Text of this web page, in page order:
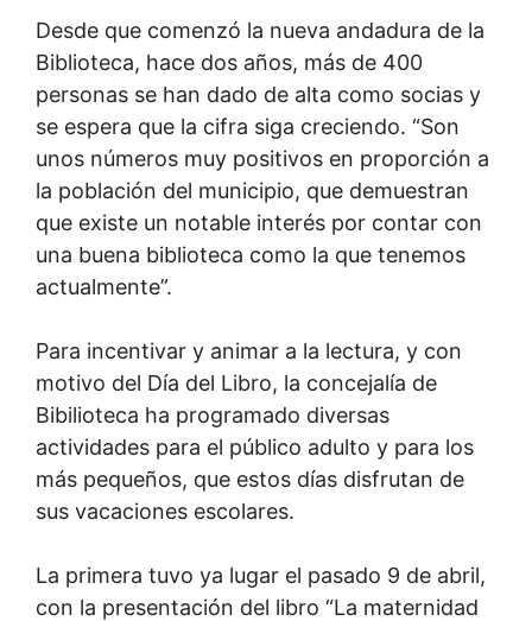
Desde que comenzó la nueva andadura de la
Biblioteca, hace dos años, más de 400
personas se han dado de alta como socias y
se espera que la cifra siga creciendo. “Son
unos números muy positivos en proporción a
la población del municipio, que demuestran
que existe un notable interés por contar con
una buena biblioteca como la que tenemos
actualmente”.
Para incentivar y animar a la lectura, y con
motivo del Día del Libro, la concejalía de
Bibilioteca ha programado diversas
actividades para el público adulto y para los
más pequeños, que estos días disfrutan de
sus vacaciones escolares.
La primera tuvo ya lugar el pasado 9 de abril,
con la presentación del libro “La maternidad